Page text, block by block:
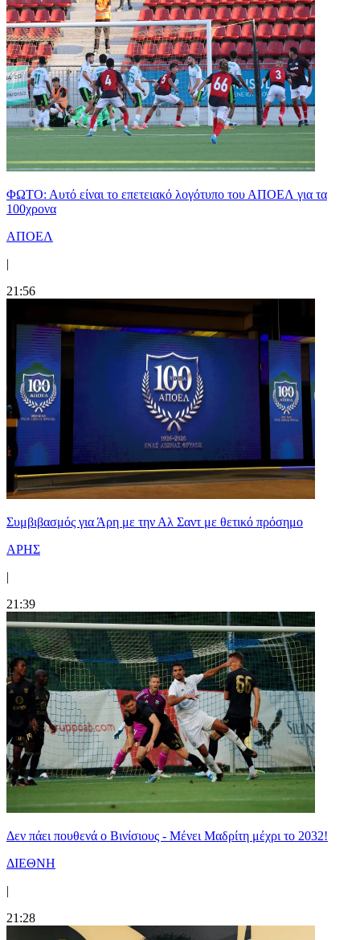
ΦΩΤΟ: Αυτό είναι το επετειακό λογότυπο του ΑΠΟΕΛ για τα
100χρονα
ΑΠΟΕΛ
|
21:56
Συμβιβασμός για Άρη με την Αλ Σαντ με θετικό πρόσημο
ΑΡΗΣ
|
21:39
Δεν πάει πουθενά ο Βινίσιους - Μένει Μαδρίτη μέχρι το 2032!
ΔΙΕΘΝΗ
|
21:28